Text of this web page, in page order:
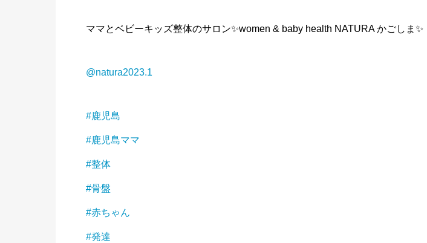
ママとベビーキッズ整体のサロン✨women & baby health NATURA かごしま✨
@natura2023.1
#鹿児島
#鹿児島ママ
#整体
#骨盤
#赤ちゃん
#発達